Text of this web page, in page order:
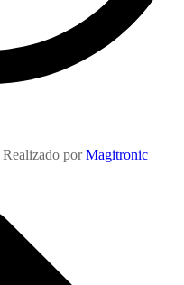
porMagitronic